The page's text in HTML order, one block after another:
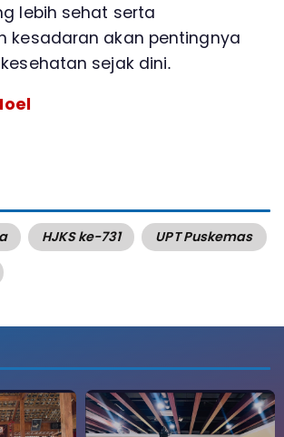
lebih sehat serta
kesadaran akan pentingnya
sejak dini.
HJKS ke-731
UPT Puskemas